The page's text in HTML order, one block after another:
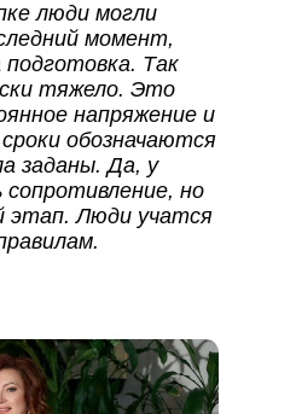
люди могли
момент,
подготовка. Так
тяжело. Это
напряжение и
обозначаются
заданы. Да, у
но
этап. Люди учатся